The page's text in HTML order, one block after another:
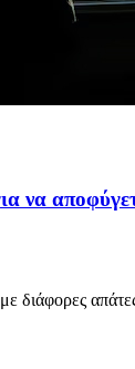
να
διάφορες